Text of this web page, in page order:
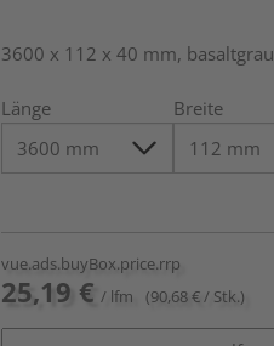
3600 x 112 x 40 mm, basaltgrau
Länge Breite
vue.ads.buyBox.price.rrp
25,19 € / lfm (90,68 € / Stk.)